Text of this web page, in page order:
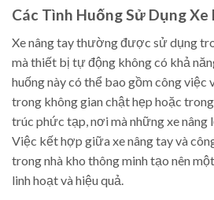
Các Tình Huống Sử Dụng Xe
Xe nâng tay thường được sử dụng
mà thiết bị tự động không có khả
huống này có thể bao gồm công việc
trong không gian chật hẹp hoặc
trúc phức tạp, nơi mà những xe nâng
Việc kết hợp giữa xe nâng tay và
trong nhà kho thông minh tạo nên
linh hoạt và hiệu quả.